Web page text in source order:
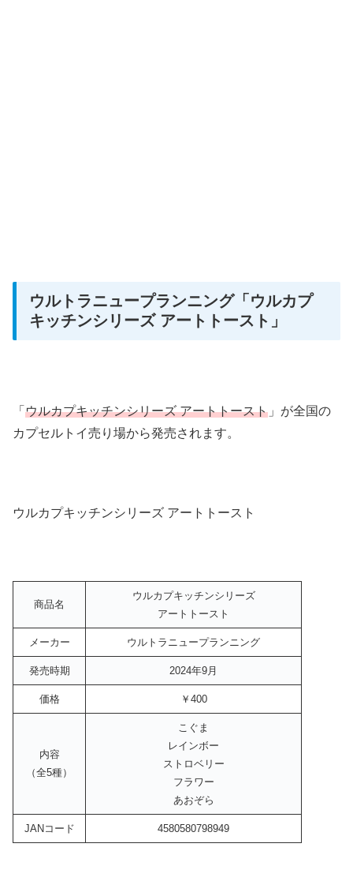
ウルトラニュープランニング「ウルカプ
キッチンシリーズ アートトースト」
「 ウルカプキッチンシリーズ アートトースト 」が全国の
カプセルトイ売り場から発売されます。
ウルカプキッチンシリーズ アートトースト
商品名
ウルカプキッチンシリーズ
アートトースト
メーカー ウルトラニュープランニング
発売時期 2024年9月
価格 ￥400
内容
（全5種）
こぐま
レインボー
ストロベリー
フラワー
あおぞら
JANコード 4580580798949